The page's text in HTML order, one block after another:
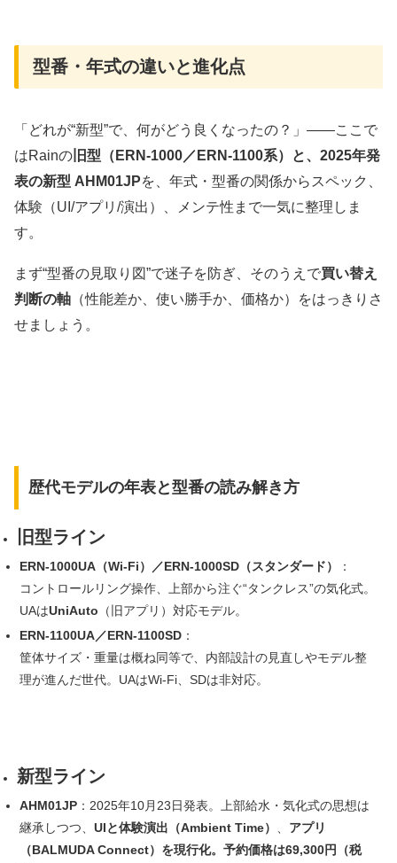
型番・年式の違いと進化点
「どれが“新型”で、何がどう良くなったの？」——ここで
はRainの 旧型（ERN-1000／ERN-1100系）
と、2025年発
表の新型 AHM01JPを、年式・型番の関係からスペック、
体験（UI/アプリ/演出）、メンテ性まで一気に整理しま
す。
まず“型番の見取り図”で迷子を防ぎ、そのうえで買い替え
判断の軸 （性能差か、使い勝手か、価格か）をはっきりさ
せましょう。
歴代モデルの年表と型番の読み解き方
旧型ライン
ERN-1000UA（Wi-Fi）／ERN-1000SD（スタンダード）
：
コントロールリング操作、上部から注ぐ“タンクレス”の気化式。
UAはUniAuto （旧アプリ）対応モデル。
ERN-1100UA／ERN-1100SD：
筐体サイズ・重量は概ね同等で、内部設計の見直しやモデル整
理が進んだ世代。UAはWi-Fi、SDは非対応。
新型ライン
AHM01JP：2025年10月23日発表。上部給水・気化式の思想は
継承しつつ、 UIと体験演出（Ambient Time）
アプリ
（BALMUDA Connect）を現行化。予約価格は69,300円（税